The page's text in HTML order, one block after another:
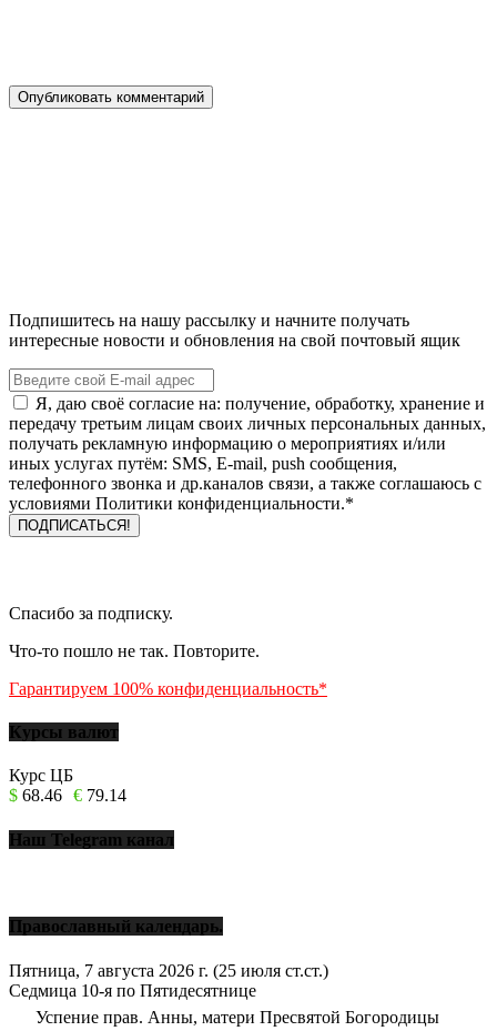
Подпишитесь на нашу рассылку и начните получать
интересные новости и обновления на свой почтовый ящик
Я, даю своё согласие на: получение, обработку, хранение и
передачу третьим лицам своих личных персональных данных,
получать рекламную информацию о мероприятиях и/или
иных услугах путём: SMS, E-mail, push сообщения,
телефонного звонка и др.каналов связи, а также соглашаюсь с
условиями Политики конфиденциальности.*
Спасибо за подписку.
Что-то пошло не так. Повторите.
Гарантируем 100% конфиденциальность*
Курсы валют
Курс ЦБ
$ 68.46 € 79.14
Наш Telegram канал
Православный календарь.
Пятница, 7 августа 2026 г. (25 июля ст.ст.)
Седмица 10-я по Пятидесятнице
Успение прав. Анны, матери Пресвятой Богородицы